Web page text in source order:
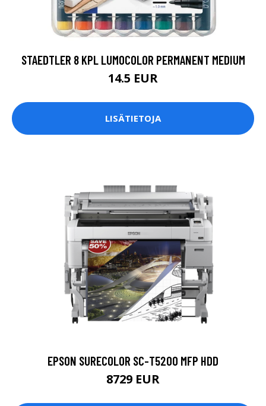
STAEDTLER 8 KPL LUMOCOLOR PERMANENT MEDIUM
14.5 EUR
LISÄTIETOJA
EPSON SURECOLOR SC-T5200 MFP HDD
8729 EUR